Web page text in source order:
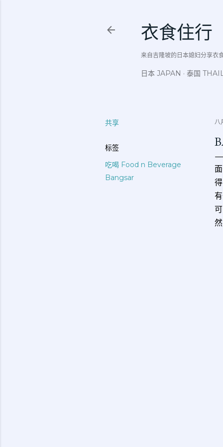
衣食住行
来自吉隆坡的日本媳妇分享
日本 JAPAN 泰国
共享
标签
吃喝 Food n Beverage
Bangsar
八